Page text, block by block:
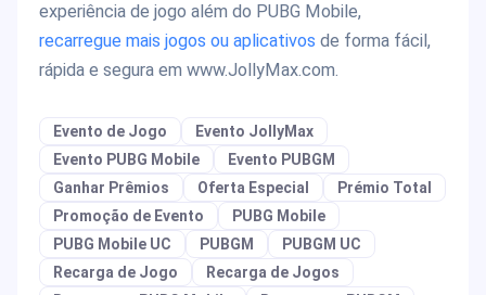
experiência de jogo além do PUBG Mobile,
recarregue mais jogos ou aplicativos de forma fácil,
rápida e segura em www.JollyMax.com.
Evento de Jogo
Evento JollyMax
Evento PUBG Mobile
Evento PUBGM
Ganhar Prêmios
Oferta Especial
Prémio Total
Promoção de Evento
PUBG Mobile
PUBG Mobile UC
PUBGM
PUBGM UC
Recarga de Jogo
Recarga de Jogos